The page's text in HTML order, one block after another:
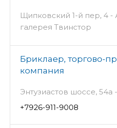
Щипковский 1-й пер, 4 -
галерея Твинстор
Бриклаер, торгово-
компания
Энтузиастов шоссе, 54а
+7926-911-9008